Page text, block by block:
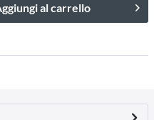
al carrello